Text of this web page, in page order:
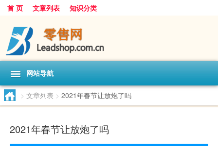
首 页 文章列表 知识分类
网站导航
> 文章列表 > 2021年春节让放炮了吗
2021年春节让放炮了吗